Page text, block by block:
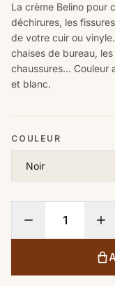
La crème Belino pour
déchirures, les
de votre cuir ou vinyle.
chaises de bureau,
chaussures... Couleur
et blanc.
COULEUR